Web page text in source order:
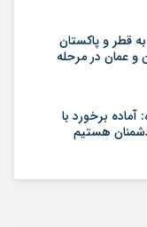
قطر و پاکستان
و عمان در مرحله
برخورد با
هستیم